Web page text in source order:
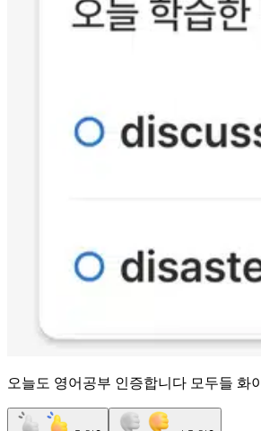
오늘도 영어공부 인증합니다 모두들 화